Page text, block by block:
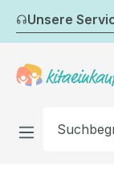
Zum Hauptinhalt
Unsere